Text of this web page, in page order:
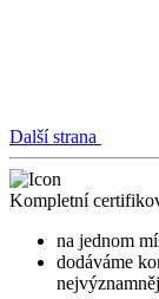
Další strana
Kompletní
na jednom
dodáváme